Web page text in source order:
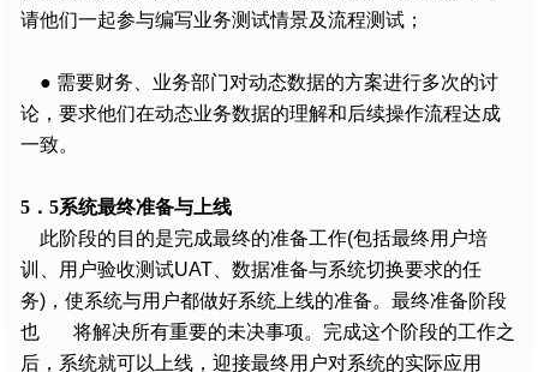
请他们一起参与编写业务测试情景及流程测试；
● 需要财务、业务部门对动态数据的方案进行多次的讨
论，要求他们在动态业务数据的理解和后续操作流程达成
一致。
5．5系统最终准备与上线
此阶段的目的是完成最终的准备工作(包括最终用户培
训、用户验收测试UAT、数据准备与系统切换要求的任
务)，使系统与用户都做好系统上线的准备。最终准备阶段
也 将解决所有重要的未决事项。完成这个阶段的工作之
后，系统就可以上线，迎接最终用户对系统的实际应用